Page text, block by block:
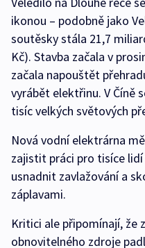
ikonou – podobně jako
soutěsky stála 21,7
Kč). Stavba začala v
začala napouštět
vyrábět elektřinu. V Číně
tisíc velkých světových
Nová vodní elektrárna
zajistit práci pro tisíce
usnadnit zavlažování a
záplavami.
Kritici ale připomínají, že
obnovitelného zdroje